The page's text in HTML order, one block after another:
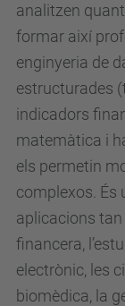
analitzen
formar així
enginyeria de
estructurades
indicadors
matemàtica i
els permetin
complexos. És
aplicacions tan
financera,
electrònic, les
biomèdica, la